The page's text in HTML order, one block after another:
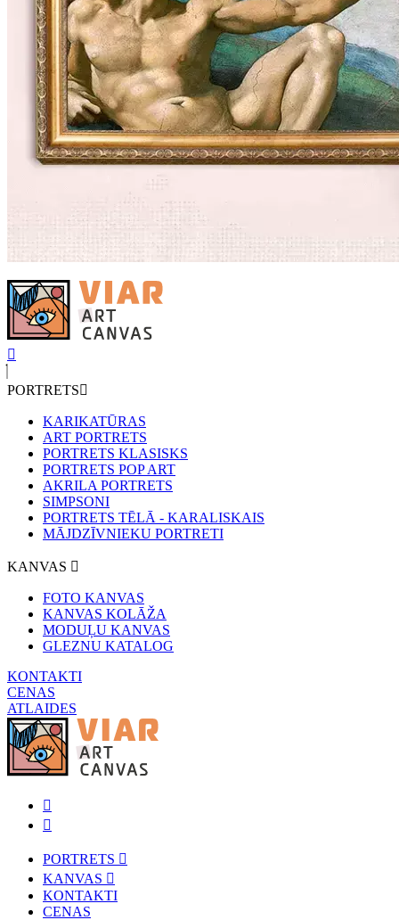
PORTRETS
KARIKATŪRAS
ART PORTRETS
PORTRETS KLASISKS
PORTRETS POP ART
AKRILA PORTRETS
SIMPSONI
PORTRETS TĒLĀ - KARALISKAIS
MĀJDZĪVNIEKU PORTRETI
KANVAS
FOTO KANVAS
KANVAS KOLĀŽA
MODUĻU KANVAS
GLEZNU KATALOG
KONTAKTI
CENAS
ATLAIDES
PORTRETS
KANVAS
KONTAKTI
CENAS